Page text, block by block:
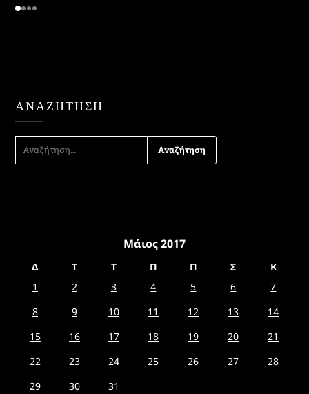
ΑΝΑΖΉΤΗΣΗ
ΑΝΑΖΉΤΗΣΗ
ΓΙΑ:
Μάιος 2017
Δ Τ Τ Π Π Σ
Κ
1
2 3 4 5 6
7
8
9 10 11 12 13
14
15
16 17 18 19 20
21
22
23 24 25 26 27
28
29
30
31